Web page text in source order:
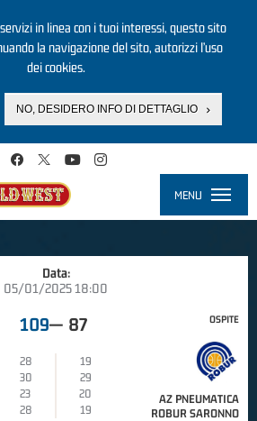
in linea con i tuoi interessi, questo sito
la navigazione del sito, autorizzi l’uso
dei cookies.
NO, DESIDERO INFO DI DETTAGLIO
MENU
Data:
05/01/2025 18:00
109— 87
28
19
30
29
23
20
28
19
OSPITE
AZ PNEUMATICA
ROBUR SARONNO